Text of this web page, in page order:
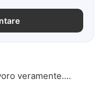
veramente....